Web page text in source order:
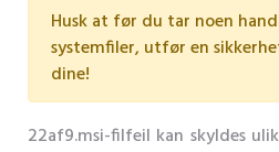
Husk at før du tar noen
systemfiler, utfør en
dine!
22af9.msi-filfeil kan skyldes